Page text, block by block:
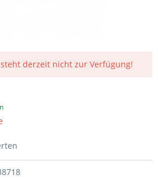
derzeit nicht zur Verfügung!